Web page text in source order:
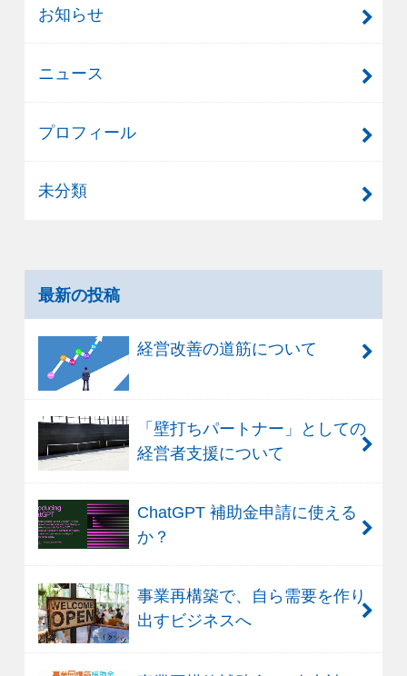
お知らせ
ニュース
プロフィール
未分類
最新の投稿
経営改善の道筋について
「壁打ちパートナー」としての
経営者支援について
ChatGPT 補助金申請に使える
か？
事業再構築で、自ら需要を作り
出すビジネスへ